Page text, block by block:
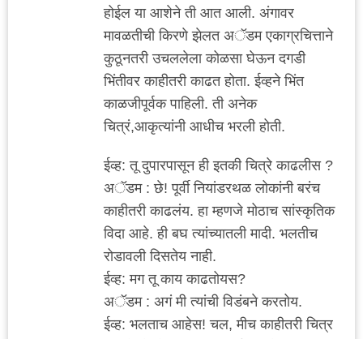
होईल या आशेने ती आत आली. अंगावर
मावळतीची किरणे झेलत अॅडम एकाग्रचित्ताने
कुठूनतरी उचललेला कोळसा घेऊन दगडी
भिंतीवर काहीतरी काढत होता. ईव्हने भिंत
काळजीपूर्वक पाहिली. ती अनेक
चित्रं,आकृत्यांनी आधीच भरली होती.
ईव्ह: तू दुपारपासून ही इतकी चित्रे काढलीस ?
अॅडम : छे! पूर्वी नियांडरथळ लोकांनी बरंच
काहीतरी काढलंय. हा म्हणजे मोठाच सांस्कृतिक
विदा आहे. ही बघ त्यांच्यातली मादी. भलतीच
रोडावली दिसतेय नाही.
ईव्ह: मग तू काय काढतोयस?
अॅडम : अगं मी त्यांची विडंबने करतोय.
ईव्ह: भलताच आहेस! चल, मीच काहीतरी चित्र